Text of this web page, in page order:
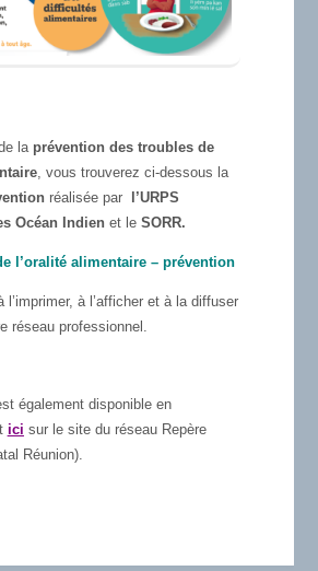
la prévention des troubles de
, vous trouverez ci-dessous la
réalisée par
l’URPS
Océan Indien et le SORR.
l’oralité alimentaire – prévention
l’imprimer, à l’afficher et à la diffuser
réseau professionnel.
également disponible en
ici sur le site du réseau Repère
Réunion).